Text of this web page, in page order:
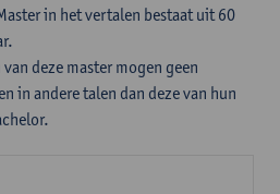
in het vertalen bestaat uit 60
deze master mogen geen
in andere talen dan deze van hun